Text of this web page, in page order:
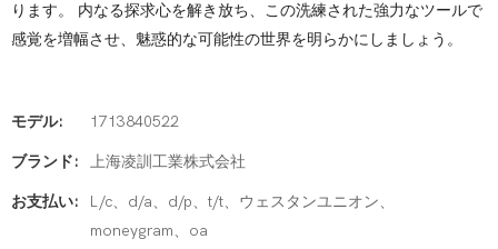
ります。 内なる探求心を解き放ち、この洗練された強力なツールで
感覚を増幅させ、魅惑的な可能性の世界を明らかにしましょう。
モデル: 1713840522
ブランド: 上海凌訓工業株式会社
お支払い:
L/c、d/a、d/p、t/t、ウェスタンユニオン、
moneygram、oa